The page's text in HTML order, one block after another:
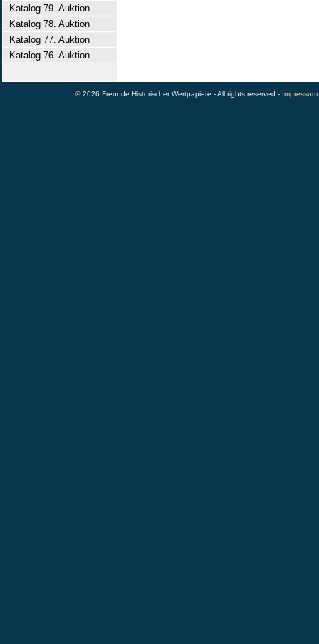
Katalog 79. Auktion
Katalog 78. Auktion
Katalog 77. Auktion
Katalog 76. Auktion
© 2026 Freunde Historischer Wertpapiere - All rights reserved - Impressum